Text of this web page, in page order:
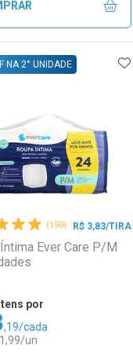
Desconto
FAVORITOS
(150) R$ 3,83/TIRA
Ever Care P/M
NA 2° UNIDADE
por
,19/cada
un